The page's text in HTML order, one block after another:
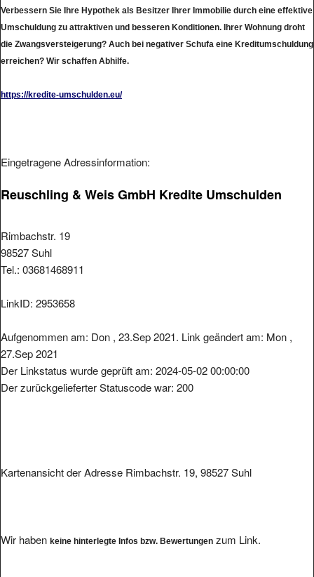
Verbessern Sie Ihre Hypothek als Besitzer Ihrer Immobilie durch eine effektive
Umschuldung zu attraktiven und besseren Konditionen. Ihrer Wohnung droht
die Zwangsversteigerung? Auch bei negativer Schufa eine Kreditumschuldung
erreichen? Wir schaffen Abhilfe.
https://kredite-umschulden.eu/
Eingetragene Adressinformation:
Reuschling & Weis GmbH Kredite Umschulden
Rimbachstr. 19
98527 Suhl
Tel.: 03681468911
LinkID: 2953658
Aufgenommen am: Don , 23.Sep 2021. Link geändert am: Mon ,
27.Sep 2021
Der Linkstatus wurde geprüft am: 2024-05-02 00:00:00
Der zurückgelieferter Statuscode war: 200
Kartenansicht der Adresse Rimbachstr. 19, 98527 Suhl
Wir haben keine hinterlegte Infos bzw. Bewertungen zum Link.